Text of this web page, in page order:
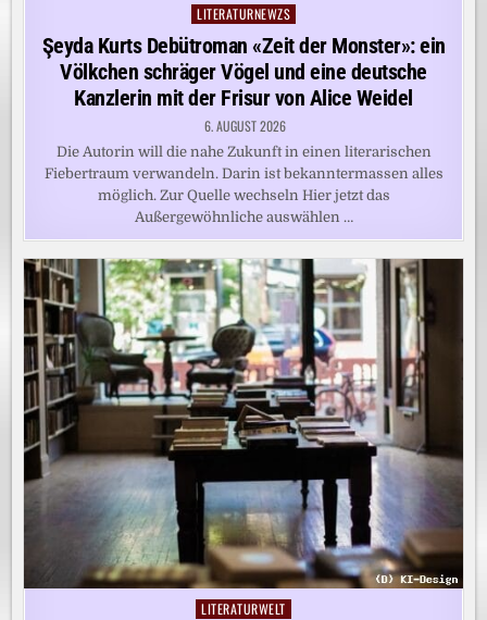
Posted
in
LITERATURNEWZS
Şeyda Kurts Debütroman «Zeit der Monster»: ein
Völkchen schräger Vögel und eine deutsche
Kanzlerin mit der Frisur von Alice Weidel
6. AUGUST 2026
Die Autorin will die nahe Zukunft in einen literarischen
Fiebertraum verwandeln. Darin ist bekanntermassen alles
möglich. Zur Quelle wechseln Hier jetzt das
Außergewöhnliche auswählen …
Posted
LITERATURWELT